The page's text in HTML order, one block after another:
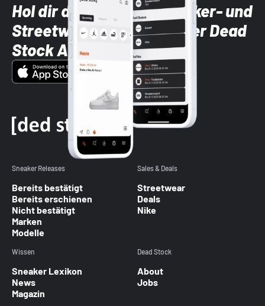
Hol dir die neuesten Sneaker- und
Streetwear-Brands mit der Dead
Stock App
Sneaker Releases
Bereits bestätigt
Bereits erschienen
Nicht bestätigt
Marken
Modelle
Sales & Deals
Streetwear
Deals
Nike
Wissen
Sneaker Lexikon
News
Magazin
Dead Stock
About
Jobs